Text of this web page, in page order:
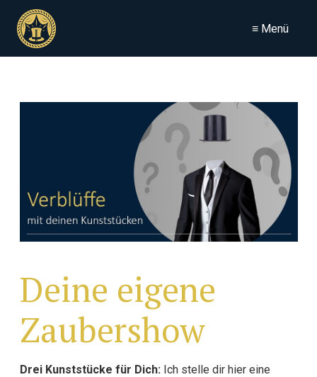
≡ Menü
Deine eigene
Zaubershow
Drei Kunststücke für Dich:Ich stelle dir hier eine